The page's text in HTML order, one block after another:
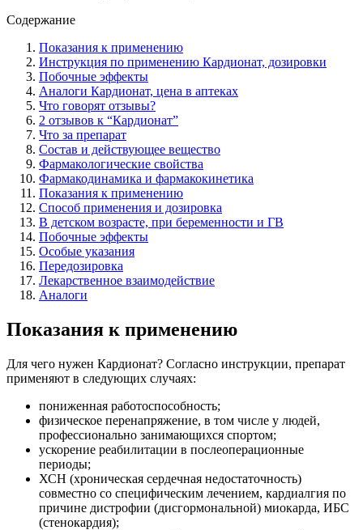
Содержание
Показания к применению
Инструкция по применению Кардионат, дозировки
Побочные эффекты
Аналоги Кардионат, цена в аптеках
Что говорят отзывы?
2 отзывов к “Кардионат”
Что за препарат
Состав и действующее вещество
Фармакологические свойства
Фармакодинамика и фармакокинетика
Показания к применению
Способ применения и дозировка
В детском возрасте, при беременности и ГВ
Побочные эффекты
Особые указания
Передозировка
Лекарственное взаимодействие
Аналоги
Показания к применению
Для чего нужен Кардионат? Согласно инструкции, препарат
применяют в следующих случаях:
пониженная работоспособность;
физическое перенапряжение, в том числе у людей,
профессионально занимающихся спортом;
ускорение реабилитации в послеоперационные
периоды;
ХСН (хроническая сердечная недостаточность)
совместно со специфическим лечением, кардиалгия по
причине дистрофии (дисгормональной) миокарда, ИБС
(стенокардия);